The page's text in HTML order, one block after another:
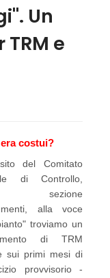
Un
e
costui?
del Comitato
di Controllo,
sezione
alla voce
troviamo un
di TRM
sui primi mesi di
provvisorio -